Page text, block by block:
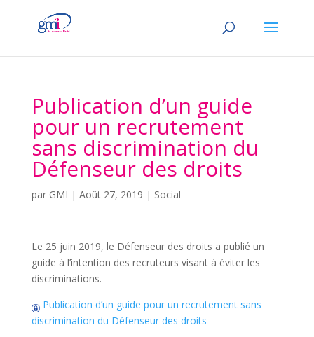
Publication d’un guide
pour un recrutement
sans discrimination du
Défenseur des droits
par GMI | Août 27, 2019 | Social
Le 25 juin 2019, le Défenseur des droits a publié un
guide à l’intention des recruteurs visant à éviter les
discriminations.
Publication d’un guide pour un recrutement sans
discrimination du Défenseur des droits